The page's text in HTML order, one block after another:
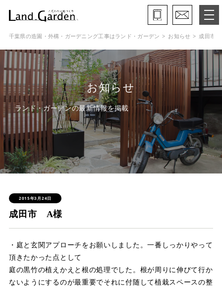
ランド・ガーデンとは
モデルガーデン
施工事例
保証と約束・ご理解いただきたい事
施工の流れ
よくある質問
会社概要
スタッフ紹介
プライバシーポリシー
千葉県の造園・外構・ガーデニング工事はランド・ガーデン お知らせ 成田市
お知らせ
ランド・ガーデンの最新情報を掲載
2015年3月24日
成田市 A様
・庭と玄関アプローチをお願いしました。一番しっかりやって
頂きたかった点として
庭の黒竹の植えかえと根の処理でした。根が周りに伸びて行か
ないようにするのが最重要でそれに付随して植栽スペースの整